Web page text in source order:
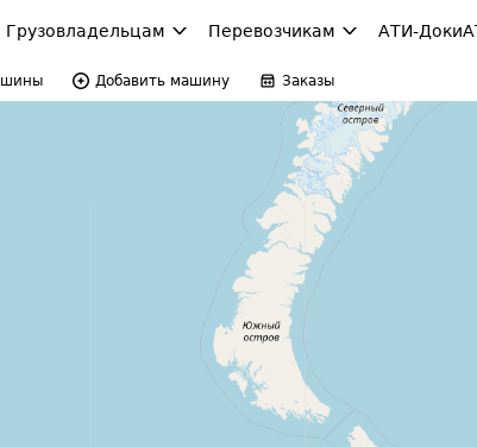
Грузовладельцам Перевозчикам АТИ-Доки
Добавить машину Заказы